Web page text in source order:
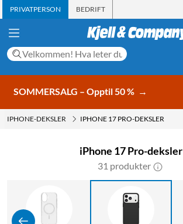
PRIVATPERSON BEDRIFT
SOMMERSALG – Opptil 50 % →
IPHONE-DEKSLER IPHONE 17 PRO-DEKSLER
iPhone 17 Pro-deksler
31 produkter